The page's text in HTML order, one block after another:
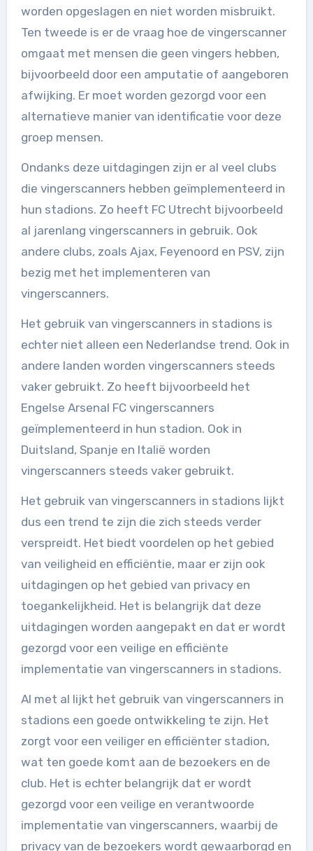
worden opgeslagen en niet worden misbruikt.
Ten tweede is er de vraag hoe de vingerscanner
omgaat met mensen die geen vingers hebben,
bijvoorbeeld door een amputatie of aangeboren
afwijking. Er moet worden gezorgd voor een
alternatieve manier van identificatie voor deze
groep mensen.
Ondanks deze uitdagingen zijn er al veel clubs
die vingerscanners hebben geïmplementeerd in
hun stadions. Zo heeft FC Utrecht bijvoorbeeld
al jarenlang vingerscanners in gebruik. Ook
andere clubs, zoals Ajax, Feyenoord en PSV, zijn
bezig met het implementeren van
vingerscanners.
Het gebruik van vingerscanners in stadions is
echter niet alleen een Nederlandse trend. Ook in
andere landen worden vingerscanners steeds
vaker gebruikt. Zo heeft bijvoorbeeld het
Engelse Arsenal FC vingerscanners
geïmplementeerd in hun stadion. Ook in
Duitsland, Spanje en Italië worden
vingerscanners steeds vaker gebruikt.
Het gebruik van vingerscanners in stadions lijkt
dus een trend te zijn die zich steeds verder
verspreidt. Het biedt voordelen op het gebied
van veiligheid en efficiëntie, maar er zijn ook
uitdagingen op het gebied van privacy en
toegankelijkheid. Het is belangrijk dat deze
uitdagingen worden aangepakt en dat er wordt
gezorgd voor een veilige en efficiënte
implementatie van vingerscanners in stadions.
Al met al lijkt het gebruik van vingerscanners in
stadions een goede ontwikkeling te zijn. Het
zorgt voor een veiliger en efficiënter stadion,
wat ten goede komt aan de bezoekers en de
club. Het is echter belangrijk dat er wordt
gezorgd voor een veilige en verantwoorde
implementatie van vingerscanners, waarbij de
privacy van de bezoekers wordt gewaarborgd en